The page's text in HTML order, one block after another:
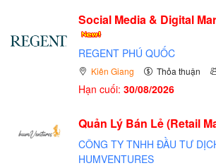
Social Media & Digital
REGENT PHÚ QUỐC
Kiên Giang Thỏa thuận
Hạn cuối: 30/08/2026
Quản Lý Bán Lẻ (Retail
CÔNG TY TNHH ĐẦU TƯ
HUMVENTURES